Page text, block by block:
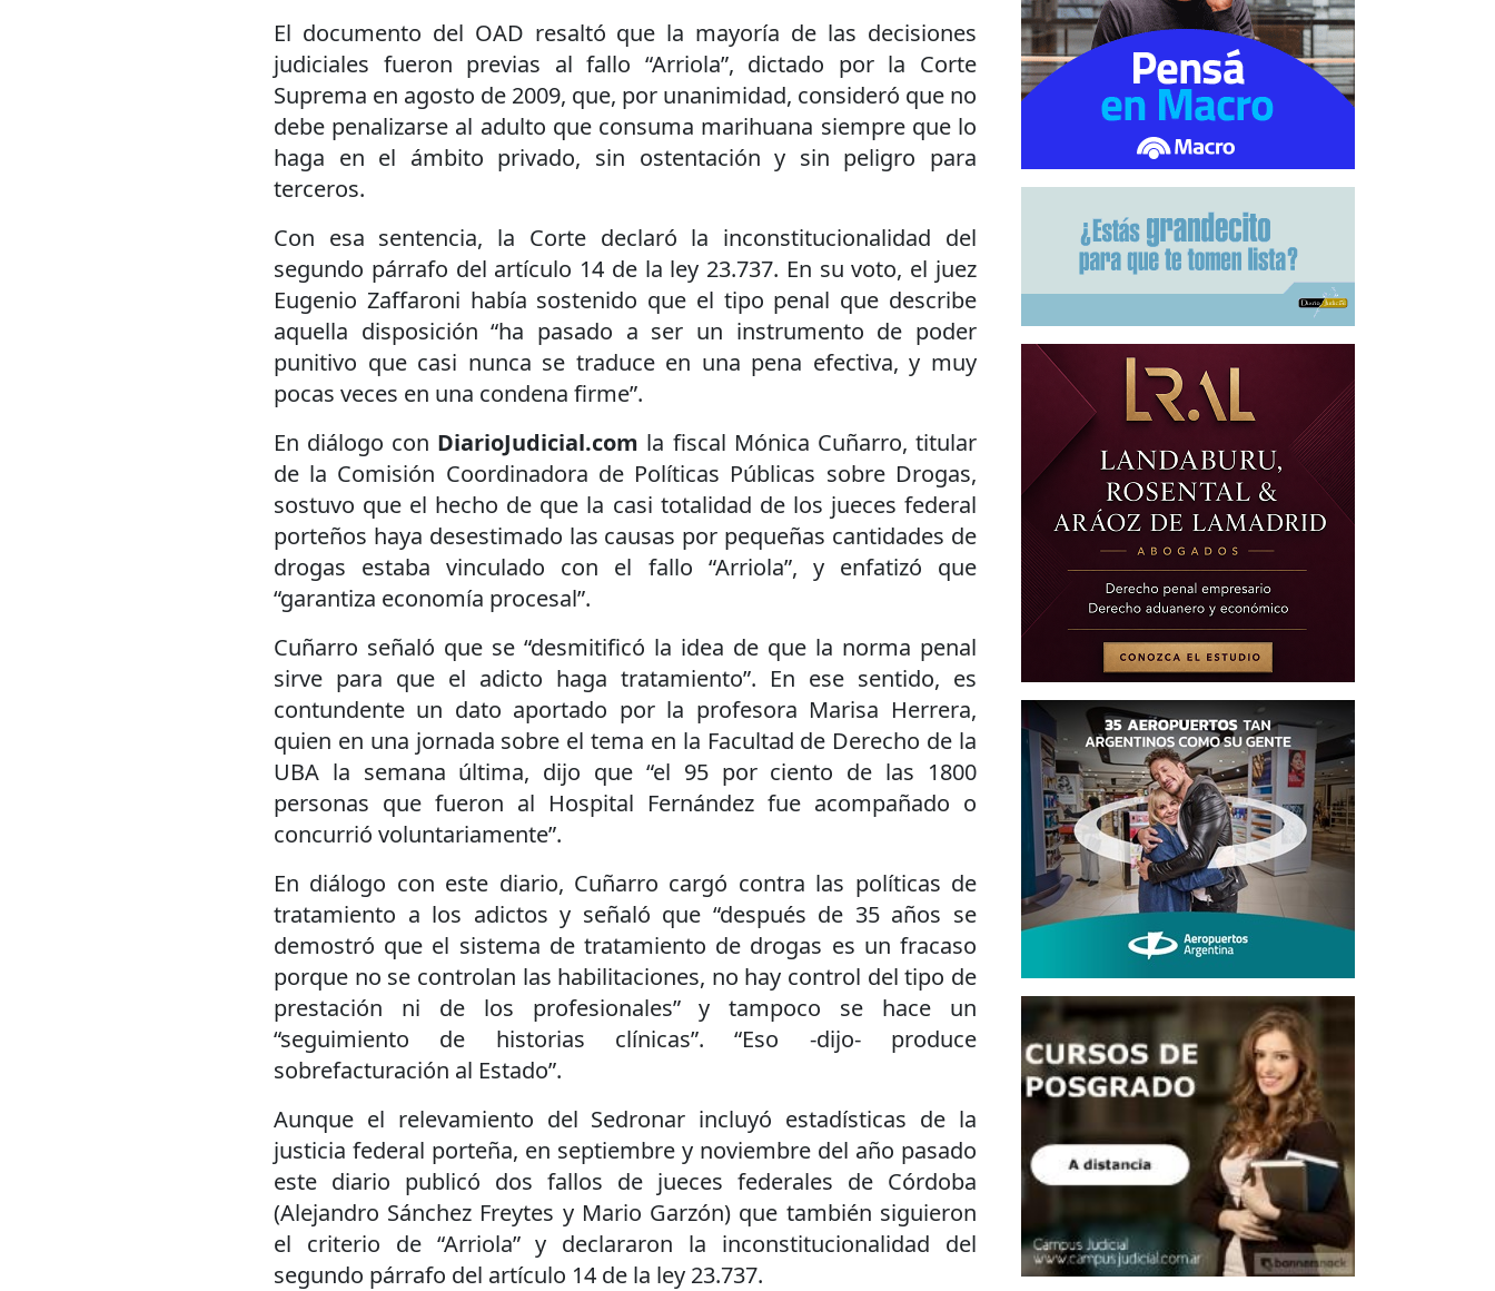
El documento del OAD resaltó que la mayoría de las decisiones
judiciales fueron previas al fallo “Arriola”, dictado por la Corte
Suprema en agosto de 2009, que, por unanimidad, consideró que no
debe penalizarse al adulto que consuma marihuana siempre que lo
haga en el ámbito privado, sin ostentación y sin peligro para
terceros.
Con esa sentencia, la Corte declaró la inconstitucionalidad del
segundo párrafo del artículo 14 de la ley 23.737. En su voto, el juez
Eugenio Zaffaroni había sostenido que el tipo penal que describe
aquella disposición “ha pasado a ser un instrumento de poder
punitivo que casi nunca se traduce en una pena efectiva, y muy
pocas veces en una condena firme”.
En diálogo con DiarioJudicial.com la fiscal Mónica Cuñarro, titular
de la Comisión Coordinadora de Políticas Públicas sobre Drogas,
sostuvo que el hecho de que la casi totalidad de los jueces federal
porteños haya desestimado las causas por pequeñas cantidades de
drogas estaba vinculado con el fallo “Arriola”, y enfatizó que
“garantiza economía procesal”.
Cuñarro señaló que se “desmitificó la idea de que la norma penal
sirve para que el adicto haga tratamiento”. En ese sentido, es
contundente un dato aportado por la profesora Marisa Herrera,
quien en una jornada sobre el tema en la Facultad de Derecho de la
UBA la semana última, dijo que “el 95 por ciento de las 1800
personas que fueron al Hospital Fernández fue acompañado o
concurrió voluntariamente”.
En diálogo con este diario, Cuñarro cargó contra las políticas de
tratamiento a los adictos y señaló que “después de 35 años se
demostró que el sistema de tratamiento de drogas es un fracaso
porque no se controlan las habilitaciones, no hay control del tipo de
prestación ni de los profesionales” y tampoco se hace un
“seguimiento de historias clínicas”. “Eso -dijo- produce
sobrefacturación al Estado”.
Aunque el relevamiento del Sedronar incluyó estadísticas de la
justicia federal porteña, en septiembre y noviembre del año pasado
este diario publicó dos fallos de jueces federales de Córdoba
(Alejandro Sánchez Freytes y Mario Garzón) que también siguieron
el criterio de “Arriola” y declararon la inconstitucionalidad del
segundo párrafo del artículo 14 de la ley 23.737.